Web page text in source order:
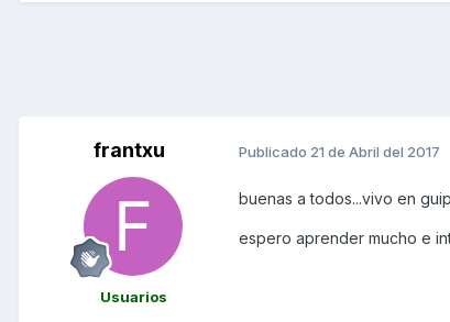
frantxu
Usuarios
Publicado 21 de Abril del 2017
buenas a todos...vivo en
espero aprender mucho e